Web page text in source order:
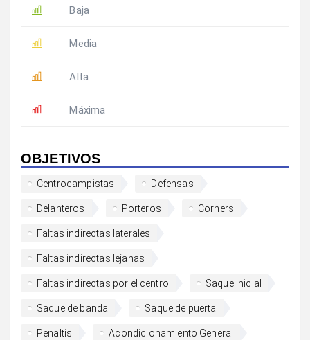
Baja
Media
Alta
Máxima
OBJETIVOS
Centrocampistas Defensas
Delanteros Porteros Corners
Faltas indirectas laterales
Faltas indirectas lejanas
Faltas indirectas por el centro Saque inicial
Saque de banda Saque de puerta
Penaltis Acondicionamiento General